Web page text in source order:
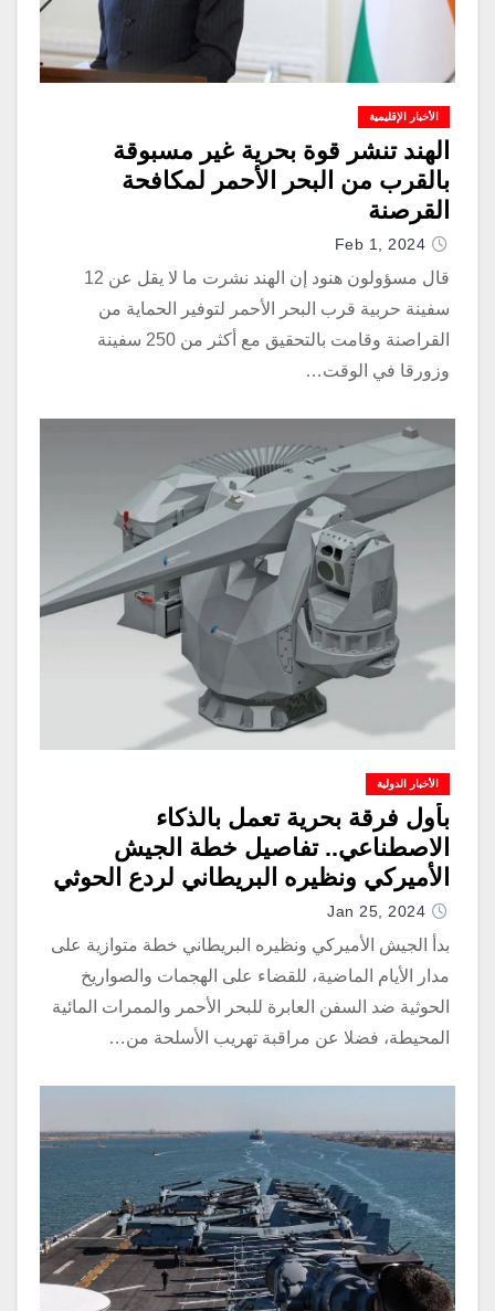
الأخبار الإقليمية
الهند تنشر قوة بحرية غير مسبوقة
بالقرب من البحر الأحمر لمكافحة
القرصنة
Feb 1, 2024
قال مسؤولون هنود إن الهند نشرت ما لا يقل عن 12
سفينة حربية قرب البحر الأحمر لتوفير الحماية من
القراصنة وقامت بالتحقيق مع أكثر من 250 سفينة
وزورقا في الوقت…
الأخبار الدولية
بأول فرقة بحرية تعمل بالذكاء
الاصطناعي.. تفاصيل خطة الجيش
الأميركي ونظيره البريطاني لردع الحوثي
Jan 25, 2024
بدأ الجيش الأميركي ونظيره البريطاني خطة متوازية على
مدار الأيام الماضية، للقضاء على الهجمات والصواريخ
الحوثية ضد السفن العابرة للبحر الأحمر والممرات المائية
المحيطة، فضلا عن مراقبة تهريب الأسلحة من…